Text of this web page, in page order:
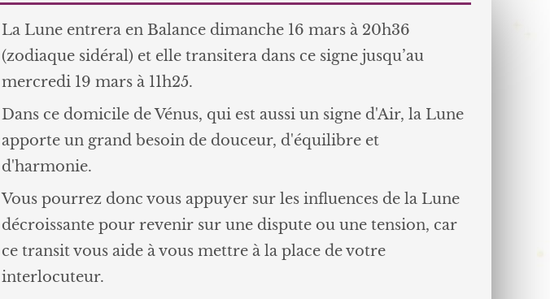
La Lune entrera en Balance dimanche 16 mars à 20h36
(zodiaque sidéral) et elle transitera dans ce signe jusqu’au
mercredi 19 mars à 11h25.
Dans ce domicile de Vénus, qui est aussi un signe d'Air, la Lune
apporte un grand besoin de douceur, d'équilibre et
d'harmonie.
Vous pourrez donc vous appuyer sur les influences de la Lune
décroissante pour revenir sur une dispute ou une tension, car
ce transit vous aide à vous mettre à la place de votre
interlocuteur.